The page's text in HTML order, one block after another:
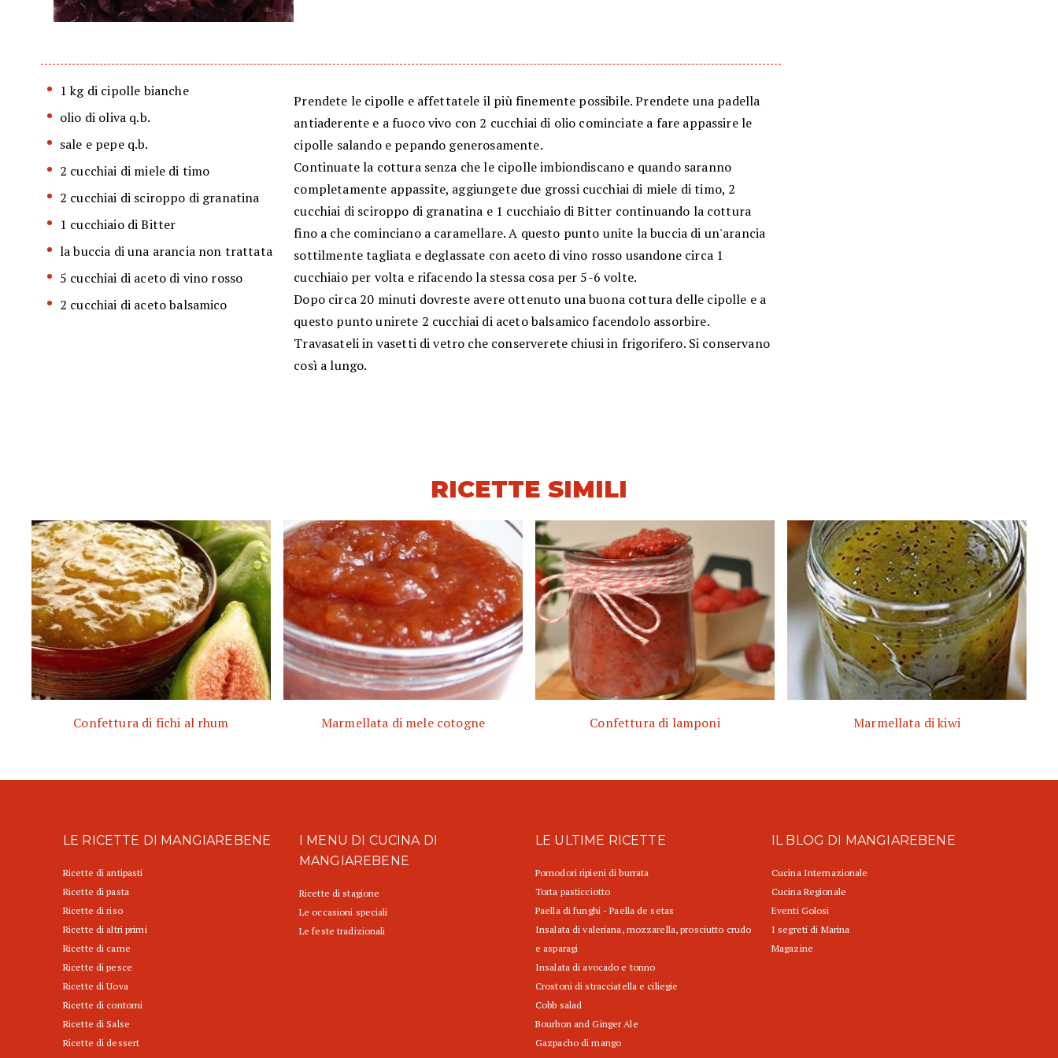
1 kg di cipolle bianche
olio di oliva q.b.
sale e pepe q.b.
2 cucchiai di miele di timo
2 cucchiai di sciroppo di granatina
1 cucchiaio di Bitter
la buccia di una arancia non trattata
5 cucchiai di aceto di vino rosso
2 cucchiai di aceto balsamico
Prendete le cipolle e affettatele il più finemente possibile. Prendete una padella
antiaderente e a fuoco vivo con 2 cucchiai di olio cominciate a fare appassire le
cipolle salando e pepando generosamente.
Continuate la cottura senza che le cipolle imbiondiscano e quando saranno
completamente appassite, aggiungete due grossi cucchiai di miele di timo, 2
cucchiai di sciroppo di granatina e 1 cucchiaio di Bitter continuando la cottura
fino a che cominciano a caramellare. A questo punto unite la buccia di un'arancia
sottilmente tagliata e deglassate con aceto di vino rosso usandone circa 1
cucchiaio per volta e rifacendo la stessa cosa per 5-6 volte.
Dopo circa 20 minuti dovreste avere ottenuto una buona cottura delle cipolle e a
questo punto unirete 2 cucchiai di aceto balsamico facendolo assorbire.
Travasateli in vasetti di vetro che conserverete chiusi in frigorifero. Si conservano
così a lungo.
RICETTE SIMILI
Confettura di fichi al rhum Marmellata di mele cotogne Confettura di lamponi Marmellata di kiwi
LE RICETTE DI MANGIAREBENE
Ricette di antipasti
Ricette di pasta
Ricette di riso
Ricette di altri primi
Ricette di carne
Ricette di pesce
Ricette di Uova
Ricette di contorni
Ricette di Salse
Ricette di dessert
I MENU DI CUCINA DI
MANGIAREBENE
Ricette di stagione
Le occasioni speciali
Le feste tradizionali
LE ULTIME RICETTE
Pomodori ripieni di burrata
Torta pasticciotto
Paella di funghi - Paella de setas
Insalata di valeriana, mozzarella, prosciutto crudo
e asparagi
Insalata di avocado e tonno
Crostoni di stracciatella e ciliegie
Cobb salad
Bourbon and Ginger Ale
Gazpacho di mango
IL BLOG DI MANGIAREBENE
Cucina Internazionale
Cucina Regionale
Eventi Golosi
I segreti di Marina
Magazine